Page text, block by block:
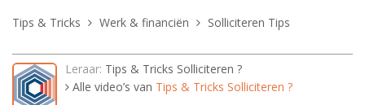
Tips & Tricks
Werk & financiën Solliciteren Tips
Leraar: Tips & Tricks Solliciteren ?
Alle video’s van Tips & Tricks Solliciteren ?